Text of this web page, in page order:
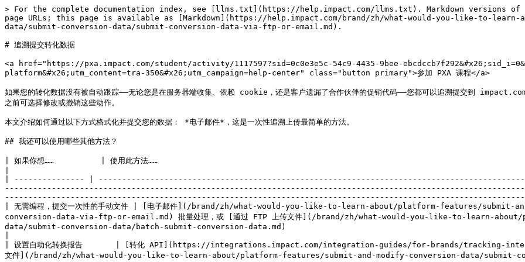
> For the complete documentation index, see [llms.txt](https://help.impact.com/llms.txt). Markdown versions of documentation pages are available by appending `.md` to page URLs; this page is available as [Markdown](https://help.impact.com/brand/zh/what-would-you-like-to-learn-about/platform-features/submit-and-modify-conversion-data/submit-conversion-data/submit-conversion-data-via-ftp-or-email.md).

# 追溯提交转化数据

<a href="https://pxa.impact.com/student/activity/1117597?sid=0c0e3e5c-54c9-4435-9bee-ebcdccb7f292&#x26;sid_i=0&#x26;utm_source=app.impact.com&#x26;utm_medium=owned-platform&#x26;utm_content=tra-350&#x26;utm_campaign=help-center" class="button primary">参加 PXA 课程</a>

如果您的转化数据没有被自动跟踪——无论您是在服务器端收集、依赖 cookie，还是客户遗漏了合作伙伴的促销代码——您都可以追溯提交到 impact.com。这样可以将归因分配给正确的合作伙伴，保持报告准确，并且在动作锁定之前可选择修改或撤销这些动作。

本文介绍如何通过以下方式格式化并提交您的数据： *电子邮件*，这是一次性追溯上传最简单的方法。

## 我还可以使用哪些其他方法？

| 如果你想……          | 使用此方法……                                                                                                                                                                                                                                                                                                                                                                                                                                                                        |
| --------------- | ------------------------------------------------------------------------------------------------------------------------------------------------------------------------------------------------------------------------------------------------------------------------------------------------------------------------------------------------------------------------------------------------------------------------------------------------------------------------------ |
| 无需编程，提交一次性的手动文件 | ​[电子邮件](/brand/zh/what-would-you-like-to-learn-about/platform-features/submit-and-modify-conversion-data/submit-conversion-data/submit-conversion-data-via-ftp-or-email.md) 批量处理，或 [通过 FTP 上传文件](/brand/zh/what-would-you-like-to-learn-about/platform-features/submit-and-modify-conversion-data/submit-conversion-data/batch-submit-conversion-data.md)                                                                                                                      |
| 设置自动化转换报告       | ​[转化 API](https://integrations.impact.com/integration-guides/for-brands/tracking-integrations/api-online-sale/implementation), [通过 FTP 推送文件](/brand/zh/what-would-you-like-to-learn-about/platform-features/submit-and-modify-conversion-data/submit-conversion-data/batch-submit-conversion-data.md)，或 [通过 FTP 拉取文件](/brand/zh/what-would-you-like-to-learn-about/platform-features/submit-and-modify-conversion-data/submit-conversion-data/batch-submit-conversion-data.md) |

## 追溯提交转化数据

{% embed url="<https://4048883401-files.gitbook.io/~/files/v0/b/gitbook-x-prod.appspot.com/o/spaces%2FwMLlMoFBtKJa8ptd3zaw%2Fuploads%2FQia5p714TJ3C2pnrfT6f%2Fcon-250-10.mp4?alt=media&token=e34b3ec6-9751-4bf3-ae5e-5360f173877a>" %}

* 如果您需要帮助使用非像素跟踪收集转化数据，请联系您的 CSM 或 [联系支持](https://app.impact.com/support/portal.ihtml?createTicket=true)。要详细了解您的跟踪方法和集成，我们建议查阅我们的技术服务团队提供给您的原始技术集成计划。
* 如果你有 *连接* 如果已为您的账户开启，设置转化数据管道对您来说会有所不同。了解如何 [创建连接](/brand/zh/what-would-you-like-to-learn-about/account-administration/account-settings/send-data-to-impactcom/data-connections-overview.md).
* 网页操作和移动应用操作所需的参数不同。请参见 [移动端特定参数](/brand/zh/what-would-you-like-to-learn-about/platform-features/submit-and-modify-conversion-data/batch-modify-conversion-data/mobile-specific-parameters-for-ftp-or-email-conversion-reporting.md) 以了解有关提交移动应用转化的更多信息。

{% hint style="warning" %}
**前提条件：** 要使用此功能，您需要 Essentials 或更高版本。请联系 [支持](https://app.impact.com/support/portal.ihtml?createTicket=true&) 以升级。
{% endhint %}

{% stepper %}
{% step %}

### 准备数据文件

按照以下说明查看模板文件，添加转化数据，并将其保存为 .csv 格式。您所需的模板取决于您跟踪转化的粒度是在 *商品级别* （即包括订单中每个商品的 SKU、数量等），还是在 *订单级别* （即只跟踪订单本身，而不跟踪其中的商品）。您也可以提交 [链式动作](/brand/zh/what-would-you-like-to-learn-about/platform-features/actions-and-payouts/actions/track-your-conversion-funnel-using-chained-actions.md) 数据。

{% hint style="warning" %}
**警告：** 我们强烈建议不要提交超过 88 天的动作，因为 impact.com 目前不会处理事件日期超出该时间窗口的 FTP 提交转化。最多可处理 398 天前的转化，但前提是归因使用 `MediaId`.
{% endhint %}

1. 请选择下面的一个链接，查看与您跟踪动作级别相匹配的 .csv 文件模板。
   * [商品级动作/转化数据模板](https://integrations.impact.com/integration-guides/for-brands/action-and-conversion-field-references/item-level-template)
   * [订单级动作/转化数据模板](https://integrations.impact.com/integration-guides/for-brands/action-and-conversion-field-references/order-level-template)
   * [链式动作转化数据模板](https://integrations.impact.com/integration-guides/for-brands/action-and-conversion-field-references/chained-actions-template)
2. 将您的转化数据添加到文件中。
   * 请参阅 [impact.com 动作与转化数据参考文档](https://integrations.impact.com/integration-guides/for-brands/action-and-conversion-field-references) 中的示例，并将此文件作为可接受参数的参考。请联系您的 CSM，了解应在转化数据模板中包含哪些参数最合适。
3. 将您希望报告的任何可选参数追加为文件中的新列。
4. 将您的文件保存为 .CSV 格式，并使用易于识别的标题和日期（例如， `2020-01-01_ActionData.csv`).

{% hint style="success" %}
**注意：** 对于商品级批量文件，具有多个关联 SKU 的订单 ID 必须连续列出。未将具有相同订单 ID 但不同 SKU 的明细行分组在一起，将导致 `OID_DUPLICATE` 文件后面列出的 SKU 出现错误
{% endhint %}
{% endstep %}

{% step %}

### 通过电子邮件提交数据文件

1. 在顶部导航栏中，选择 ![](/files/34cff7cafbbfcd416778a35b63cb058c27bcda8b) **\[用户资料] → 设置**.
2. 在右侧栏中，在 *跟踪*部分下，选择 [**事件类型**](https://app.impact.com/secure/advertiser/tracking-settings/actiontracker/view-actiontracker-flow.ihtml).
3. 将鼠标悬停在您要提交转化数据的事件类型上，选择 ![](/files/8a9609aa5065c8eba01d4500953f1a2cbaba666c) **\[更多]**，然后选择 **查看 / 编辑**.
4. 在 *退货处理*部分下，选择 ![](/files/ae87ea28f541bc1749d482fcfdb423e5cb4965f8) **\[编辑]**.
5. 选择 **通过电子邮件将文件发送至系统 SMTP 服务器**，然后复制您的专属电子邮件地址。
6. 在发送文件之前，请确认以下内容：
   * 文件已保存为 .CSV 格式。
   * 您已选择正确的数据级别：商品级用于产品详情，或订单级用于订单总额。
   * 您正在使用与所选数据级别匹配的 impact.com 模板。
7. 使用任意电子邮件客户端，将包含转化数据文件附件的电子邮件发送到该专属地址。
   * 仅在 *收件人：* 字段中包含该事件类型的专属电子邮件地址。如果您需要将此文件发送给其他人，请将他们添加到 *抄送：* 字段中。
8. 将主题字段和邮件正文留空，然后 **发送** 该电子邮件。
   {% endstep %}

{% step %}

### 查看您的文件提交

1. 在顶部导航栏中，选